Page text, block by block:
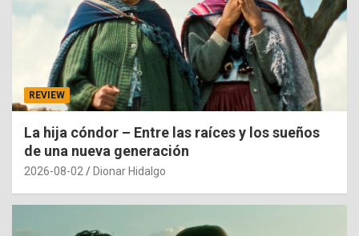
REVIEW
La hija cóndor – Entre las raíces y los sueños
de una nueva generación
2026-08-02 Dionar Hidalgo